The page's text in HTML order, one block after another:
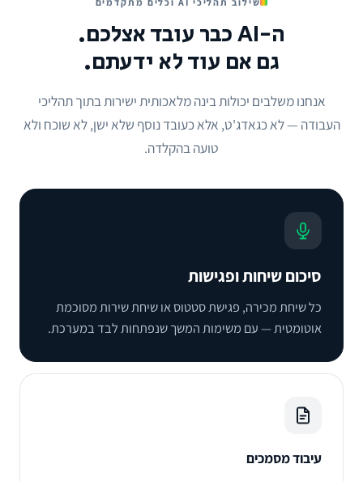
ה-AI כבר עובד אצלכם.
גם אם עוד לא ידעתם.
אנחנו משלבים יכולות בינה מלאכותית ישירות בתוך תהליכי
העבודה — לא כגאדג'ט, אלא כעובד נוסף שלא ישן, לא שוכח ולא
טועה בהקלדה.
סיכום שיחות ופגישות
כל שיחת מכירה, פגישת סטטוס או שיחת שירות מסוכמת
אוטומטית — עם משימות המשך שנפתחות לבד במערכת.
עיבוד מסמכים